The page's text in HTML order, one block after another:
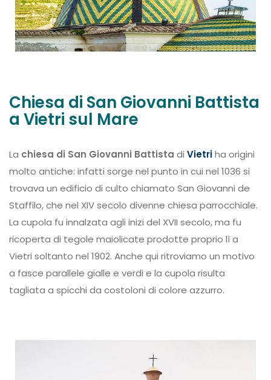
Chiesa di San Giovanni Battista
a Vietri sul Mare
La chiesa di San Giovanni Battista di Vietriha origini
molto antiche: infatti sorge nel punto in cui nel 1036 si
trovava un edificio di culto chiamato San Giovanni de
Staffilo, che nel XIV secolo divenne chiesa parrocchiale.
La cupola fu innalzata agli inizi del XVII secolo, ma fu
ricoperta di tegole maiolicate prodotte proprio lì a
Vietri soltanto nel 1902. Anche qui ritroviamo un motivo
a fasce parallele gialle e verdi e la cupola risulta
tagliata a spicchi da costoloni di colore azzurro.